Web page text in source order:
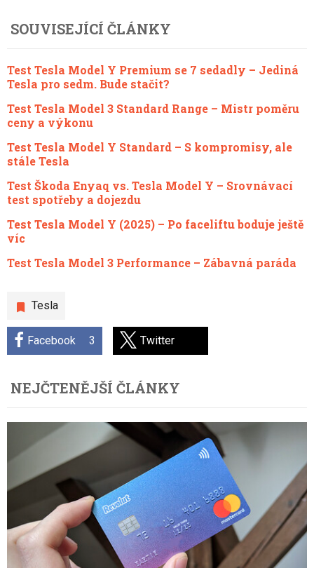
Tesla
Facebook 3 Twitter
SOUVISEJÍCÍ ČLÁNKY
Test Tesla Model Y Premium se 7 sedadly – Jediná
Tesla pro sedm. Bude stačit?
Test Tesla Model 3 Standard Range – Mistr poměru
ceny a výkonu
Test Tesla Model Y Standard – S kompromisy, ale
stále Tesla
Test Škoda Enyaq vs. Tesla Model Y – Srovnávací
test spotřeby a dojezdu
Test Tesla Model Y (2025) – Po faceliftu boduje ještě
víc
Test Tesla Model 3 Performance – Zábavná paráda
NEJČTENĚJŠÍ ČLÁNKY